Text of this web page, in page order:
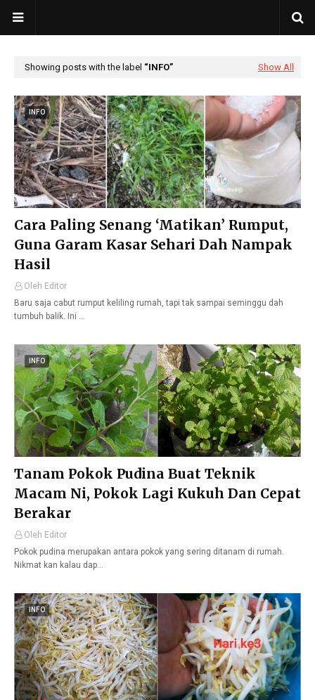
Showing posts with the label INFO Show All
INFO
Cara Paling Senang ‘Matikan’ Rumput,
Guna Garam Kasar Sehari Dah Nampak
Hasil
Oleh Editor
Baru saja cabut rumput keliling rumah, tapi tak sampai seminggu dah
tumbuh balik. Ini …
INFO
Tanam Pokok Pudina Buat Teknik
Macam Ni, Pokok Lagi Kukuh Dan Cepat
Berakar
Oleh Editor
Pokok pudina merupakan antara pokok yang sering ditanam di rumah.
Nikmat kan kalau dap…
INFO